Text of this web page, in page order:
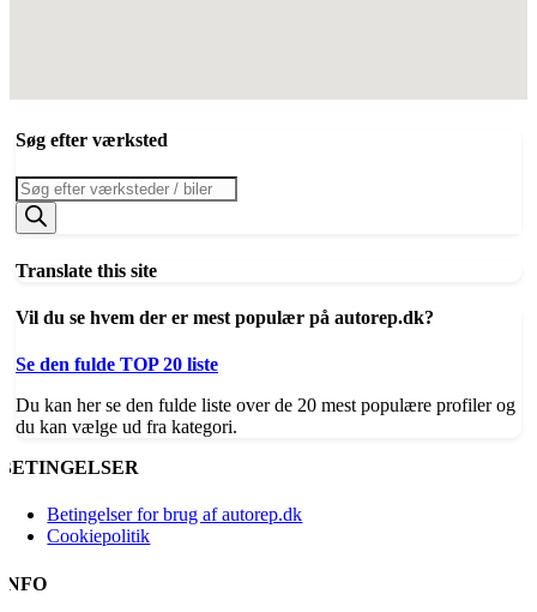
Søg efter værksted
Products
search
Translate this site
Vil du se hvem der er mest populær på autorep.dk?
Se den fulde TOP 20 liste
Du kan her se den fulde liste over de 20 mest populære profiler og
du kan vælge ud fra kategori.
BETINGELSER
Betingelser for brug af autorep.dk
Cookiepolitik
INFO